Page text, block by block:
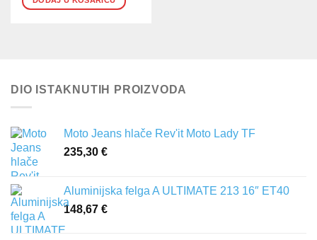
DIO ISTAKNUTIH PROIZVODA
Moto Jeans hlače Rev'it Moto Lady TF
235,30 €
Aluminijska felga A ULTIMATE 213 16″ ET40
148,67 €